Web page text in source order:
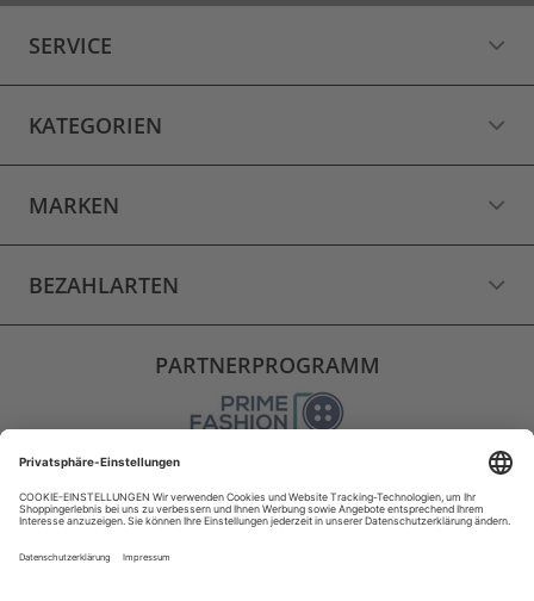
SERVICE
KATEGORIEN
MARKEN
BEZAHLARTEN
PARTNERPROGRAMM
VERSAND